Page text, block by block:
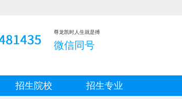
尊龙凯时人生就是搏
微信同号
招生院校 招生专业